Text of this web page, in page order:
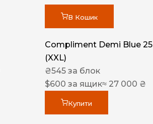
В Кошик
Compliment Demi Blue 25
(XXL)
₴545 за блок
$600 за ящик≈ 27 000 ₴
Купити